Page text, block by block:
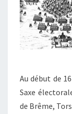
Au début de
Saxe
de Brême,